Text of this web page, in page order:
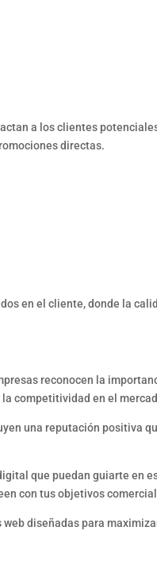
a los clientes
directas.
en el cliente, donde la
reconocen la
competitividad en el
una reputación positiva
que puedan guiarte en
con tus objetivos
diseñadas para